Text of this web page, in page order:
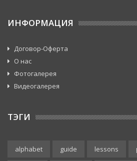
ИНФОРМАЦИЯ
Договор-Оферта
О нас
Фотогалерея
Видеогалерея
ТЭГИ
alphabet guide lessons